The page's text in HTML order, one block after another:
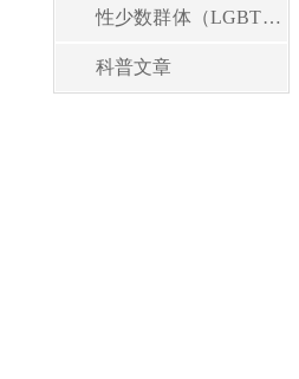
性少数群体（LGBT）健康
科普文章